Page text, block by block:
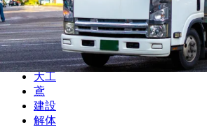
研究・開発・企画
テクニカルライター
職人
大工
鳶
建設
解体